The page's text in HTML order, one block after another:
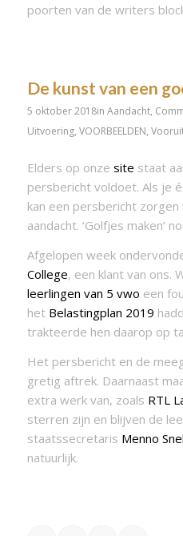
poorten van de writers
De kunst van een
5 oktober 2018in Aandacht,
Uitvoering, VOORBEELDEN,
Elders op onze site staat
persbericht voldoet. Als je
kan een persbericht
aandacht. ‘Golfjes maken’
Afgelopen week
College, een klant van ons.
leerlingen van 5 vwo een
het Belastingplan 2019
trakteerde hen daarop op
Het persbericht en de
gretig aftrek. Daarnaast
extra werk van, zoals RTL
sterren zijn en blijven de
staatssecretaris Menno Snel
natuurlijk.